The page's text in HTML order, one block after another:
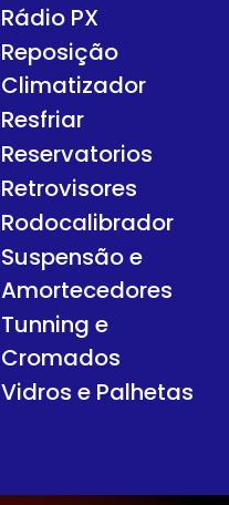
Rádio PX
Reposição
Climatizador
Resfriar
Reservatorios
Retrovisores
Rodocalibrador
Suspensão e
Amortecedores
Tunning e
Cromados
Vidros e Palhetas